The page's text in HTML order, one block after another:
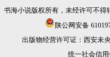
书海小说版权所有，未经许可不得
陕公网安备
出版物经营许可证： 西安未
统一社会信